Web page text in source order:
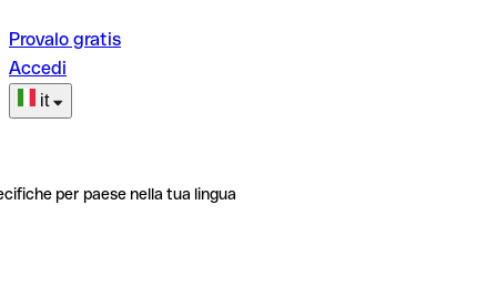
Provalo gratis
Accedi
it
per paese nella tua lingua